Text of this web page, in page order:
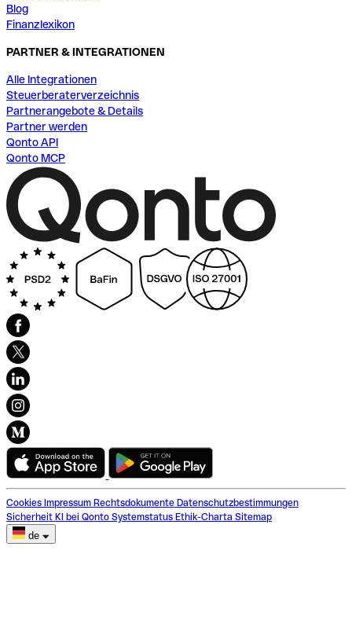
Blog
Finanzlexikon
PARTNER & INTEGRATIONEN
Alle Integrationen
Steuerberaterverzeichnis
Partnerangebote & Details
Partner werden
Qonto API
Qonto MCP
Cookies Impressum Rechtsdokumente Datenschutzbestimmungen
Sicherheit KI bei Qonto Systemstatus Ethik-Charta Sitemap
de